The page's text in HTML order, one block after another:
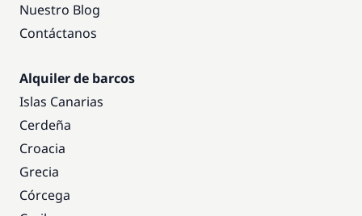
Nuestro Blog
Contáctanos
Alquiler de barcos
Islas Canarias
Cerdeña
Croacia
Grecia
Córcega